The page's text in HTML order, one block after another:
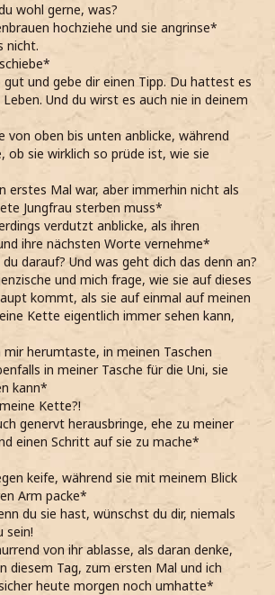
wohl gerne, was?
hochziehe und sie angrinse*
nicht.
gut und gebe dir einen Tipp. Du hattest es
Und du wirst es auch nie in deinem
von oben bis unten anblicke, während
ob sie wirklich so prüde ist, wie sie
erstes Mal war, aber immerhin nicht als
Jungfrau sterben muss*
verdutzt anblicke, als ihren
ihre nächsten Worte vernehme*
darauf? Und was geht dich das denn an?
und mich frage, wie sie auf dieses
kommt, als sie auf einmal auf meinen
Kette eigentlich immer sehen kann,
herumtaste, in meinen Taschen
in meiner Tasche für die Uni, sie
kann*
Kette?!
genervt herausbringe, ehe zu meiner
einen Schritt auf sie zu mache*
keife, während sie mit meinem Blick
Arm packe*
du sie hast, wünschst du dir, niemals
sein!
von ihr ablasse, als daran denke,
diesem Tag, zum ersten Mal und ich
heute morgen noch umhatte*